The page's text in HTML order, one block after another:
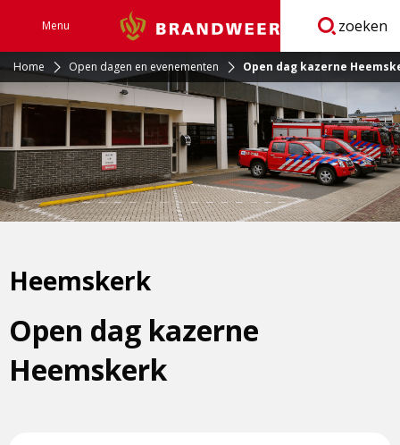
Menu Brandweer zoeken
Home Open dagen en evenementen Open dag kazerne
Open dag kazerne
Heemskerk
Heemskerk